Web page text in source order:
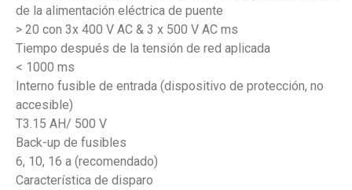
de la alimentación eléctrica de puente
> 20 con 3x 400 V AC & 3 x 500 V AC ms
Tiempo después de la tensión de red aplicada
< 1000 ms
Interno fusible de entrada (dispositivo de protección, no
accesible)
T3.15 AH/ 500 V
Back-up de fusibles
6, 10, 16 a (recomendado)
Característica de disparo